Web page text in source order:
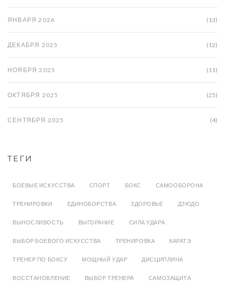
ЯНВАРЯ 2026 (13)
ДЕКАБРЯ 2025 (12)
НОЯБРЯ 2025 (11)
ОКТЯБРЯ 2025 (25)
СЕНТЯБРЯ 2025 (4)
ТЕГИ
БОЕВЫЕ ИСКУССТВА СПОРТ БОКС САМООБОРОНА
ТРЕНИРОВКИ ЕДИНОБОРСТВА ЗДОРОВЬЕ ДЗЮДО
ВЫНОСЛИВОСТЬ ВЫГОРАНИЕ СИЛА УДАРА
ВЫБОР БОЕВОГО ИСКУССТВА ТРЕНИРОВКА КАРАТЭ
ТРЕНЕР ПО БОКСУ МОЩНЫЙ УДАР ДИСЦИПЛИНА
ВОССТАНОВЛЕНИЕ ВЫБОР ТРЕНЕРА САМОЗАЩИТА